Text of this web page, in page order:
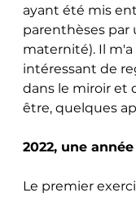
ayant été mis
parenthèses par
maternité). Il
intéressant de
dans le miroir et
être, quelques
2022, une
Le premier